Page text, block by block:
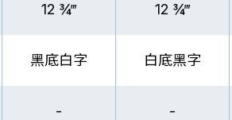
12 ¾‴ 12 ¾‴
黑底白字 白底黑字
- -